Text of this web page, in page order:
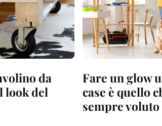
da
look del
Fare un glow
case è quello
sempre voluto